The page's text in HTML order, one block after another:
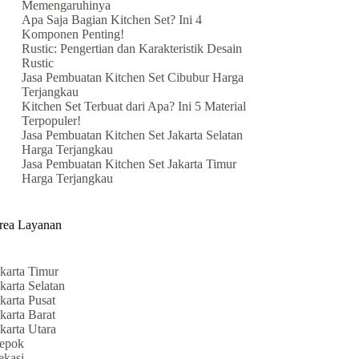
Memengaruhinya
Apa Saja Bagian Kitchen Set? Ini 4
Komponen Penting!
Rustic: Pengertian dan Karakteristik Desain
Rustic
Jasa Pembuatan Kitchen Set Cibubur Harga
Terjangkau
Kitchen Set Terbuat dari Apa? Ini 5 Material
Terpopuler!
Jasa Pembuatan Kitchen Set Jakarta Selatan
Harga Terjangkau
Jasa Pembuatan Kitchen Set Jakarta Timur
Harga Terjangkau
Layanan
Timur
Selatan
Pusat
Barat
Utara